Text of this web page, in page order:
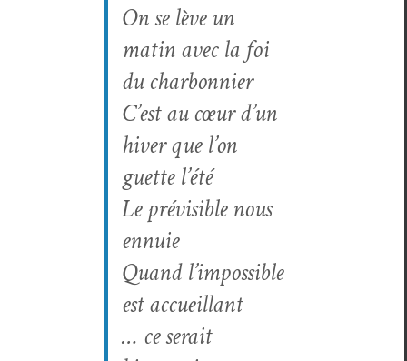
On se lève un
matin avec la foi
du charbonnier
C’est au cœur d’un
hiv­er que l’on
guette l’été
Le prévis­i­ble nous
ennuie
Quand l’impossible
est accueillant
… ce serait